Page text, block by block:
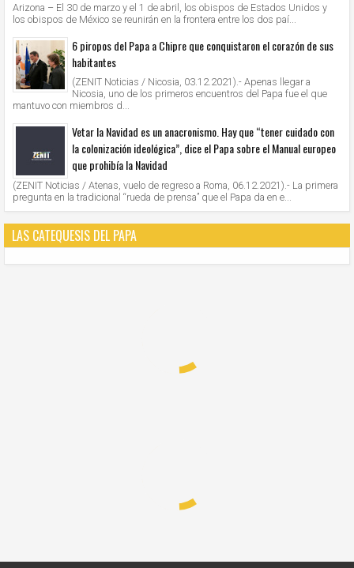
Arizona – El 30 de marzo y el 1 de abril, los obispos de Estados Unidos y
los obispos de México se reunirán en la frontera entre los dos paí...
6 piropos del Papa a Chipre que conquistaron el corazón de sus
habitantes
(ZENIT Noticias / Nicosia, 03.12.2021).- Apenas llegar a
Nicosia, uno de los primeros encuentros del Papa fue el que
mantuvo con miembros d...
Vetar la Navidad es un anacronismo. Hay que “tener cuidado con
la colonización ideológica”, dice el Papa sobre el Manual europeo
que prohibía la Navidad
(ZENIT Noticias / Atenas, vuelo de regreso a Roma, 06.12.2021).- La primera
pregunta en la tradicional “rueda de prensa” que el Papa da en e...
LAS CATEQUESIS DEL PAPA